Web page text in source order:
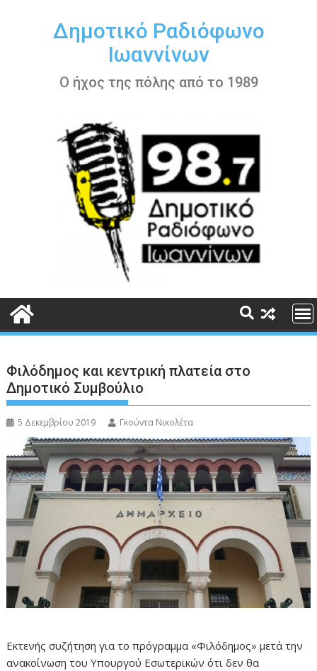
περιεχόμενοΔημοτικό Ραδιόφωνο
Ιωαννίνων
Ο ήχος της πόλης από το 1989
Φιλόδημος και κεντρική πλατεία στο
Δημοτικό Συμβούλιο
5 Δεκεμβρίου 2019 Γκούντα Νικολέτα
Εκτενής συζήτηση για το πρόγραμμα «Φιλόδημος» μετά την
ανακοίνωση του Υπουργού Εσωτερικών ότι δεν θα